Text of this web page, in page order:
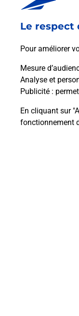
Le respect
Pour améliorer
Mesure
Analyse et
Publicité :
En cliquant sur
fonctionnement
Vous
? Découvrez